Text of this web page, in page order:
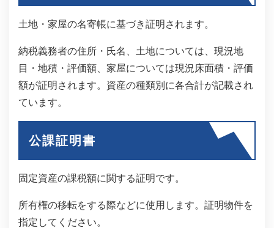
土地・家屋の名寄帳に基づき証明されます。
納税義務者の住所・氏名、土地については、現況地
目・地積・評価額、家屋については現況床面積・評価
額が証明されます。資産の種類別に各合計が記載され
ています。
公課証明書
固定資産の課税額に関する証明です。
所有権の移転をする際などに使用します。証明物件を
指定してください。